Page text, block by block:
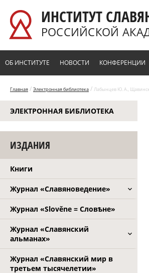
ИНСТИТУТ
РОССИЙСКОЙ
ОБ ИНСТИТУТЕ НОВОСТИ КОНФЕРЕНЦИИ
Главная / Электронная библиотека / Лабынцев Ю. А.,
ЭЛЕКТРОННАЯ БИБЛИОТЕКА
ИЗДАНИЯ
Книги
Журнал «Славяноведение»
Журнал «Slověne = Словѣне»
Журнал «Славянский
альманах»
Журнал «Славянский мир в
третьем тысячелетии»